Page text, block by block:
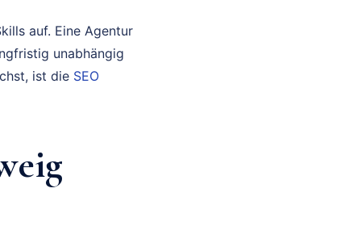
auf. Eine Agentur
unabhängig
ist die SEO